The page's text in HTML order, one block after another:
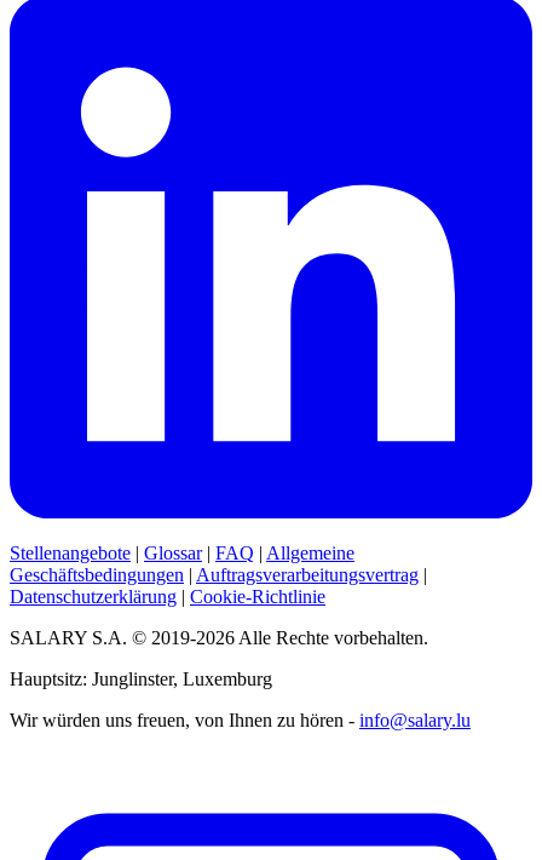
Stellenangebote | Glossar| FAQ | Allgemeine
Geschäftsbedingungen | Auftragsverarbeitungsvertrag |
Datenschutzerklärung | Cookie-Richtlinie
SALARY S.A. © 2019-2026 Alle Rechte vorbehalten.
Hauptsitz: Junglinster, Luxemburg
Wir würden uns freuen, von Ihnen zu hören - info@salary.lu